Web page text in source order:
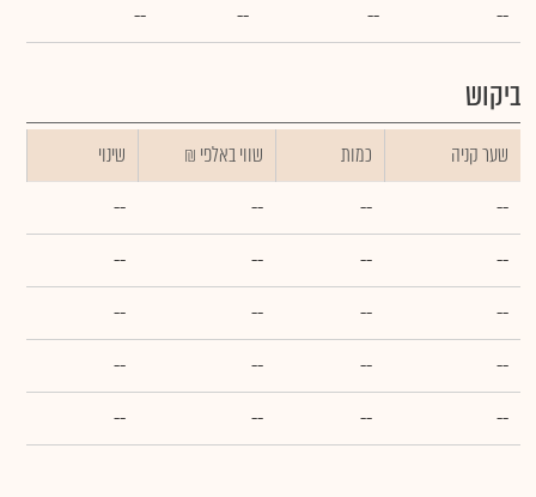
--
--
--
--
ביקוש
שער קניה כמות ₪ שווי באלפי
שינוי
--
--
--
--
--
--
--
--
--
--
--
--
--
--
--
--
--
--
--
--